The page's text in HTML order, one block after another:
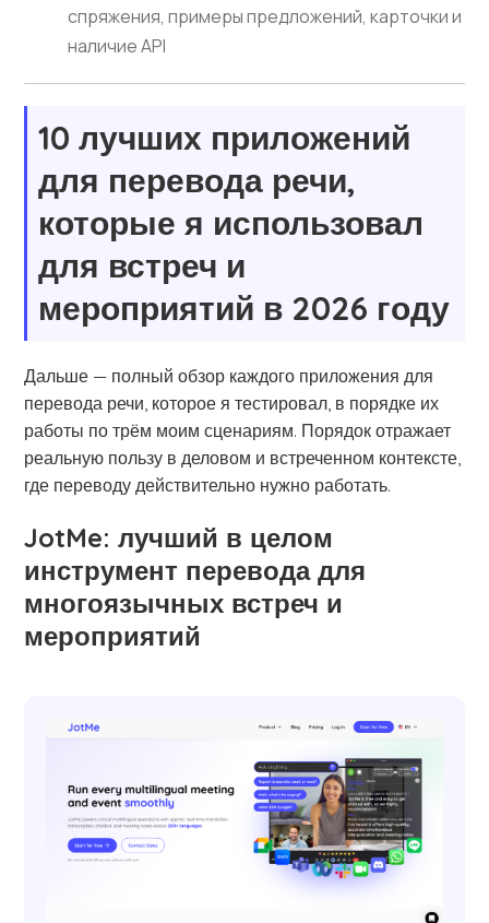
спряжения, примеры предложений, карточки и
наличие API
10 лучших приложений
для перевода речи,
которые я использовал
для встреч и
мероприятий в 2026 году
Дальше — полный обзор каждого приложения для
перевода речи, которое я тестировал, в порядке их
работы по трём моим сценариям. Порядок отражает
реальную пользу в деловом и встреченном контексте,
где переводу действительно нужно работать.
JotMe: лучший в целом
инструмент перевода для
многоязычных встреч и
мероприятий